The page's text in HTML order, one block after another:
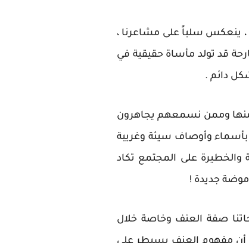
، ينعكس سلباً على مشاعرنا ،
قد تولد مأساة حقيقية في
دائم .
منها وممن نسمعهم يجاهرون
بأسماء وأوصاف سيئة وغريبة
والخطيرة على المجتمع تكاد
موضة جديدة !
صفة العنف وخاصة خلال